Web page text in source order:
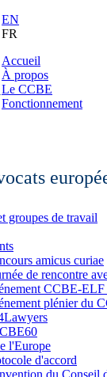
EN
FR
Accueil
À propos
Le CCBE
Fonctionnement
groupes de travail
amicus curiae
de rencontre
CCBE-ELF
plénier du
l'Europe
d'accord
du Conseil